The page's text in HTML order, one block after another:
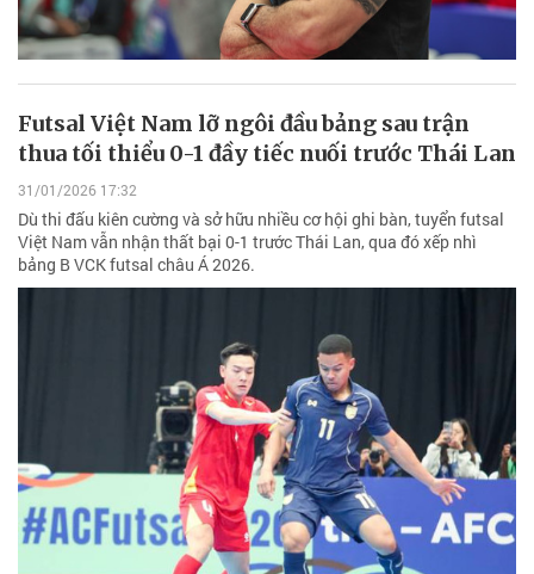
Futsal Việt Nam lỡ ngôi đầu bảng sau trận
thua tối thiểu 0-1 đầy tiếc nuối trước Thái Lan
31/01/2026 17:32
Dù thi đấu kiên cường và sở hữu nhiều cơ hội ghi bàn, tuyển futsal
Việt Nam vẫn nhận thất bại 0-1 trước Thái Lan, qua đó xếp nhì
bảng B VCK futsal châu Á 2026.